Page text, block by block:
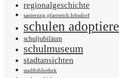
regionalgeschichte
sanierung pfarrteich lobsdorf
schulen
schuljubiläum
schulmuseum
stadtansichten
stadtbibliothek